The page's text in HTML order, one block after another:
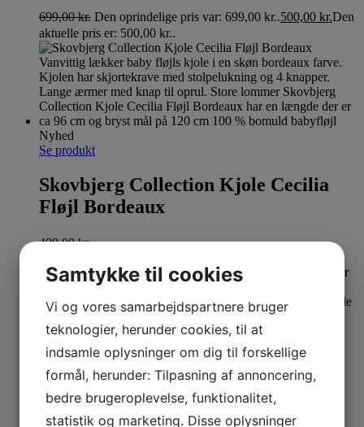
699,00kr. Den oprindelige pris var: 699,00 kr..500,00 kr.Den
aktuelle pris er: 500,00 kr..
Nyhed
Se produkt
Skovbjerg Collection Kjole Cecilia
Fløjl Bordeaux
499,00kr.
Nyhed
Se produkt
Skovbjerg Collection Kjole Cecilia
Samtykke til cookies
Vi og vores samarbejdspartnere bruger
teknologier, herunder cookies, til at
indsamle oplysninger om dig til forskellige
formål, herunder: Tilpasning af annoncering,
bedre brugeroplevelse, funktionalitet,
statistik og marketing. Disse oplysninger